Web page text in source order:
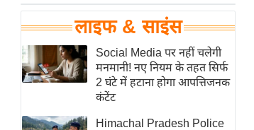
घरेलू नुस्खे
पर्यटन स्थल
फिटनेस मंत्रा
रिलेशनशिप
राजनीति
विश्लेषण
लाइफ & साइंस
Social Media पर नहीं चलेगी
मनमानी! नए नियम के तहत सिर्फ
2 घंटे में हटाना होगा आपत्तिजनक
कंटेंट
Himachal Pradesh Police